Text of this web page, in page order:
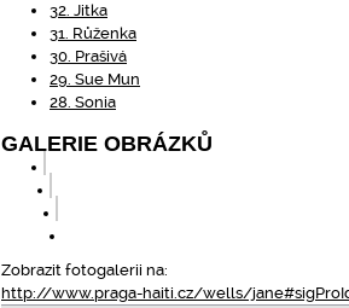
32. Jitka
31. Růženka
30. Prašivá
29. Sue Mun
28. Sonia
GALERIE OBRÁZKŮ
Zobrazit fotogalerii na:
http://www.praga-haiti.cz/wells/